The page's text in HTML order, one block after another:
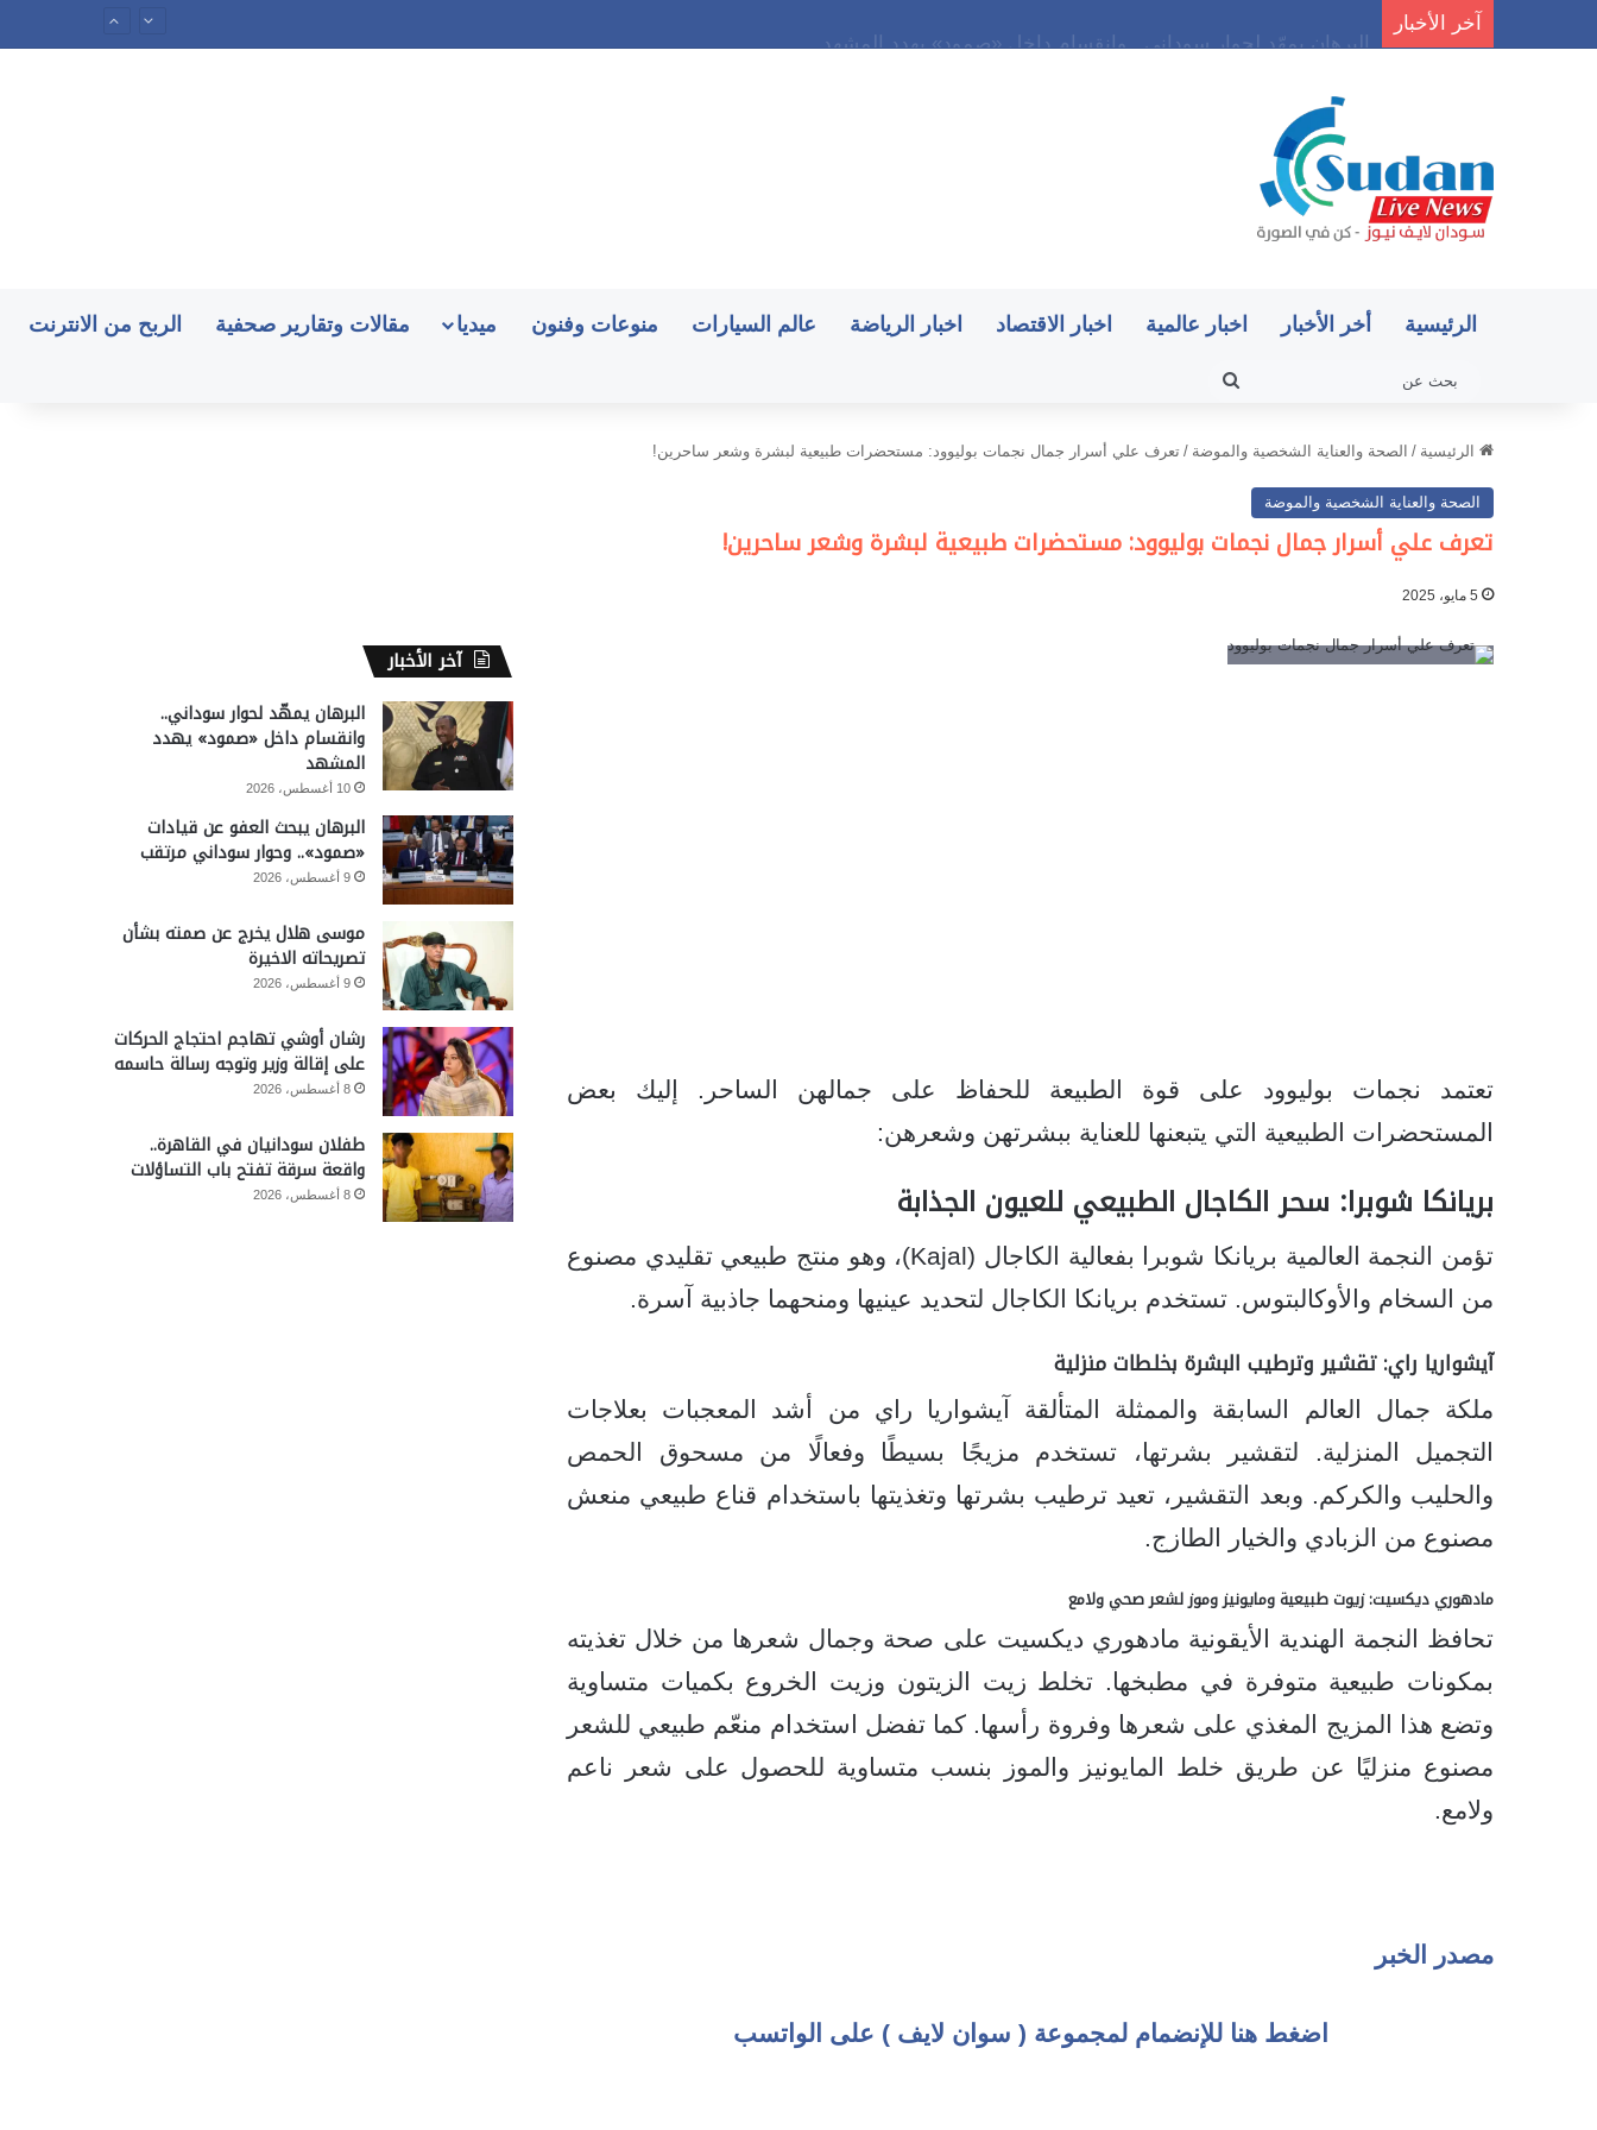
آخر الأخبار
الرئيسية أخر الأخبار اخبار عالمية اخبار الاقتصاد اخبار الرياضة عالم السيارات منوعات وفنون ميديا مقالات وتقارير صحفية الربح من الانترنت
الرئيسية / الصحة والعناية الشخصية والموضة / تعرف علي أسرار جمال نجمات بوليوود: مستحضرات طبيعية لبشرة وشعر ساحرين!
الصحة والعناية الشخصية والموضة
تعرف علي أسرار جمال نجمات بوليوود: مستحضرات طبيعية لبشرة وشعر ساحرين!
5 مايو، 2025
تعتمد نجمات بوليوود على قوة الطبيعة للحفاظ على جمالهن الساحر. إليك بعض
المستحضرات الطبيعية التي يتبعنها للعناية ببشرتهن وشعرهن:
بريانكا شوبرا: سحر الكاجال الطبيعي للعيون الجذابة
تؤمن النجمة العالمية بريانكا شوبرا بفعالية الكاجال (Kajal)، وهو منتج طبيعي تقليدي مصنوع
من السخام والأوكالبتوس. تستخدم بريانكا الكاجال لتحديد عينيها ومنحهما جاذبية آسرة.
آيشواريا راي: تقشير وترطيب البشرة بخلطات منزلية
ملكة جمال العالم السابقة والممثلة المتألقة آيشواريا راي من أشد المعجبات بعلاجات
التجميل المنزلية. لتقشير بشرتها، تستخدم مزيجًا بسيطًا وفعالًا من مسحوق الحمص
والحليب والكركم. وبعد التقشير، تعيد ترطيب بشرتها وتغذيتها باستخدام قناع طبيعي منعش
مصنوع من الزبادي والخيار الطازج.
مادهوري ديكسيت: زيوت طبيعية ومايونيز وموز لشعر صحي ولامع
تحافظ النجمة الهندية الأيقونية مادهوري ديكسيت على صحة وجمال شعرها من خلال تغذيته
بمكونات طبيعية متوفرة في مطبخها. تخلط زيت الزيتون وزيت الخروع بكميات متساوية
وتضع هذا المزيج المغذي على شعرها وفروة رأسها. كما تفضل استخدام منعّم طبيعي للشعر
مصنوع منزليًا عن طريق خلط المايونيز والموز بنسب متساوية للحصول على شعر ناعم
ولامع.
مصدر الخبر
اضغط هنا للإنضمام لمجموعة ( سوان لايف ) على الواتسب
آخر الأخبار
البرهان يمهّد لحوار سوداني..
وانقسام داخل «صمود» يهدد
المشهد
10 أغسطس، 2026
البرهان يبحث العفو عن قيادات
«صمود».. وحوار سوداني مرتقب
9 أغسطس، 2026
موسى هلال يخرج عن صمته بشأن
تصريحاته الاخيرة
9 أغسطس، 2026
رشان أوشي تهاجم احتجاج الحركات
على إقالة وزير وتوجه رسالة حاسمه
8 أغسطس، 2026
طفلان سودانيان في القاهرة..
واقعة سرقة تفتح باب التساؤلات
8 أغسطس، 2026